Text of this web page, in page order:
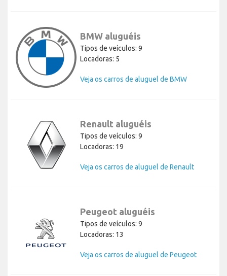
BMW aluguéis
Tipos de veículos: 9
Locadoras: 5
Veja os carros de aluguel de BMW
Renault aluguéis
Tipos de veículos: 9
Locadoras: 19
Veja os carros de aluguel de Renault
Peugeot aluguéis
Tipos de veículos: 9
Locadoras: 13
Veja os carros de aluguel de Peugeot